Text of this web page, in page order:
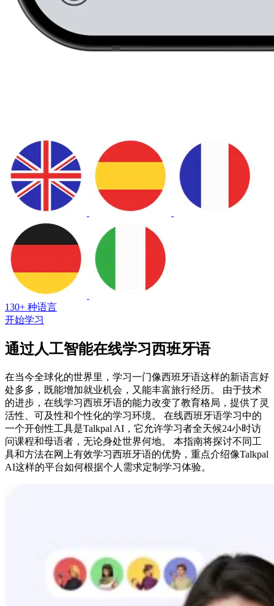
130+ 种语言
开始学习
通过人工智能在线学习西班牙语
在当今全球化的世界里，学习一门像西班牙语这样的新语言好
处多多，既能增加就业机会，又能丰富旅行经历。 由于技术
的进步，在线学习西班牙语的能力改变了教育格局，提供了灵
活性、可及性和个性化的学习环境。 在线西班牙语学习中的
一个开创性工具是Talkpal AI，它允许学习者全天候24小时访
问课程和母语者，无论身处世界何地。 本指南将探讨不同工
具和方法在网上有效学习西班牙语的优势，重点介绍像Talkpal
AI这样的平台如何根据个人需求定制学习体验。